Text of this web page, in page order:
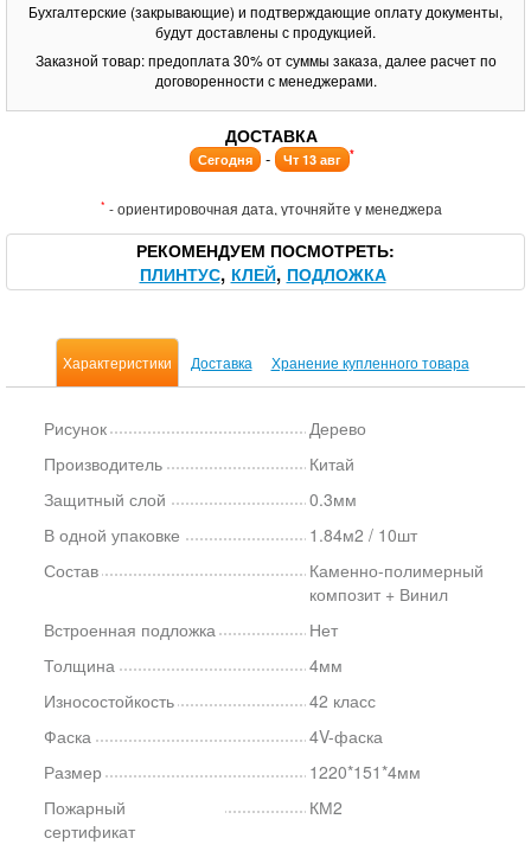
Бухгалтерские (закрывающие) и подтверждающие оплату документы,
будут доставлены с продукцией.
Заказной товар: предоплата 30% от суммы заказа, далее расчет по
договоренности с менеджерами.
ДОСТАВКА
Сегодня - Чт 13 авг *
* - ориентировочная дата, уточняйте у менеджера
РЕКОМЕНДУЕМ ПОСМОТРЕТЬ
ПЛИНТУС КЛЕЙ ПОДЛОЖКА
Характеристики Доставка Хранение купленного товара
Рисунок
Дерево
Производитель
Китай
Защитный слой
0.3мм
В одной упаковке
1.84м2 / 10шт
Состав
Каменно-полимерный
композит + Винил
Встроенная подложка
Нет
Толщина
4мм
Износостойкость
42 класс
Фаска
4V-фаска
Размер
1220*151*4мм
Пожарный
сертификат
КМ2